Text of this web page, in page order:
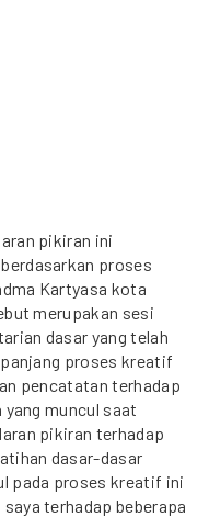
pikiran ini
proses
Kartyasa kota
merupakan sesi
dasar yang telah
proses kreatif
pencatatan terhadap
muncul saat
pikiran terhadap
dasar-dasar
pada proses kreatif ini
terhadap beberapa